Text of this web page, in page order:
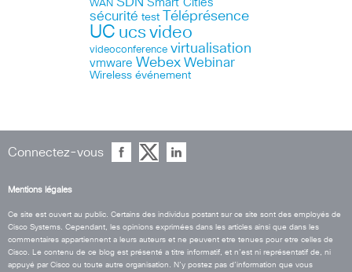
WAN SDN Smart Cities
sécurité test Téléprésence
UC ucs video
videoconference virtualisation
vmware Webex Webinar
Wireless événement
Connectez-vous
Mentions légales
Ce site est ouvert au public. Certains des individus postant sur ce site sont des employés de
Cisco Systems. Cependant, les opinions exprimées dans les articles ainsi que dans les
commentaires appartiennent a leurs auteurs et ne peuvent etre tenues pour etre celles de
Cisco. Le contenu de ce blog est présenté a titre informatif, et n’est ni représentatif de, ni
appuyé par Cisco ou toute autre organisation. N’y postez pas d’information que vous